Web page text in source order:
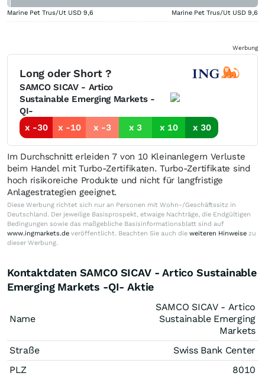
Marine Pet Trus/Ut USD 9,6 Marine Pet Trus/Ut USD 9,6
Werbung
Long oder Short ?
SAMCO SICAV - Artico
Sustainable Emerging Markets -
QI-
x -30
x -10 x -3 x 3 x 10 x 30
Im Durchschnitt erleiden 7 von 10 Kleinanlegern Verluste
beim Handel mit Turbo-Zertifikaten. Turbo-Zertifikate sind
hoch risikoreiche Produkte und nicht für langfristige
Anlagestrategien geeignet.
Diese Werbung richtet sich nur an Personen mit Wohn-/Geschäftssitz in
Deutschland. Der jeweilige Basisprospekt, etwaige Nachträge, die Endgültigen
Bedingungen sowie das maßgebliche Basisinformationsblatt sind auf
www.ingmarkets.de veröffentlicht. Beachten Sie auch die weiteren Hinweise zu
dieser Werbung.
Kontaktdaten SAMCO SICAV - Artico Sustainable
Emerging Markets -QI- Aktie
Name
SAMCO SICAV - Artico
Sustainable Emerging
Markets
Straße
Swiss Bank Center
PLZ
8010